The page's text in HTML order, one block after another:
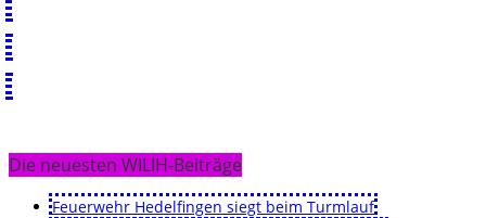
Die neuesten WILIH-Beiträge
Feuerwehr Hedelfingen siegt beim Turmlauf